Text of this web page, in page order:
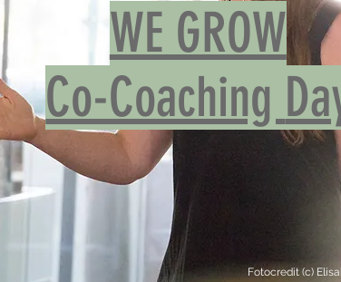
WE GROW
Co-Coaching
Fotocredit (c)